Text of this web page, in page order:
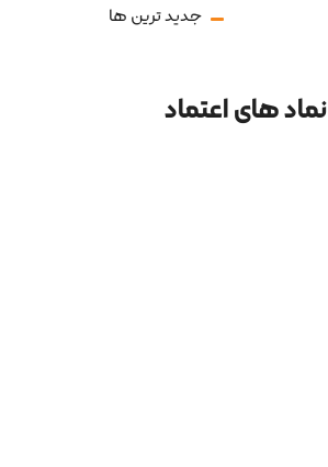
جدید ترین ها
نماد های اعتماد